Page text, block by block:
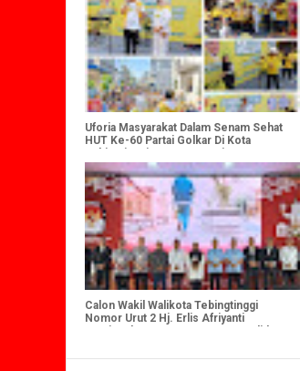
Uforia Masyarakat Dalam Senam Sehat
HUT Ke-60 Partai Golkar Di Kota
Calon Wakil Walikota Tebingtinggi
Nomor Urut 2 Hj. Erlis Afriyanti